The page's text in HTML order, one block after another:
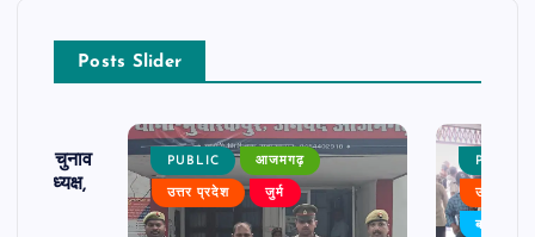
Posts Slider
का चुनाव
बने अध्यक्ष,
PUBLIC आजमगढ़
उत्तर प्रदेश जुर्म
PUBLIC
उत्तर
बड़ी खबर